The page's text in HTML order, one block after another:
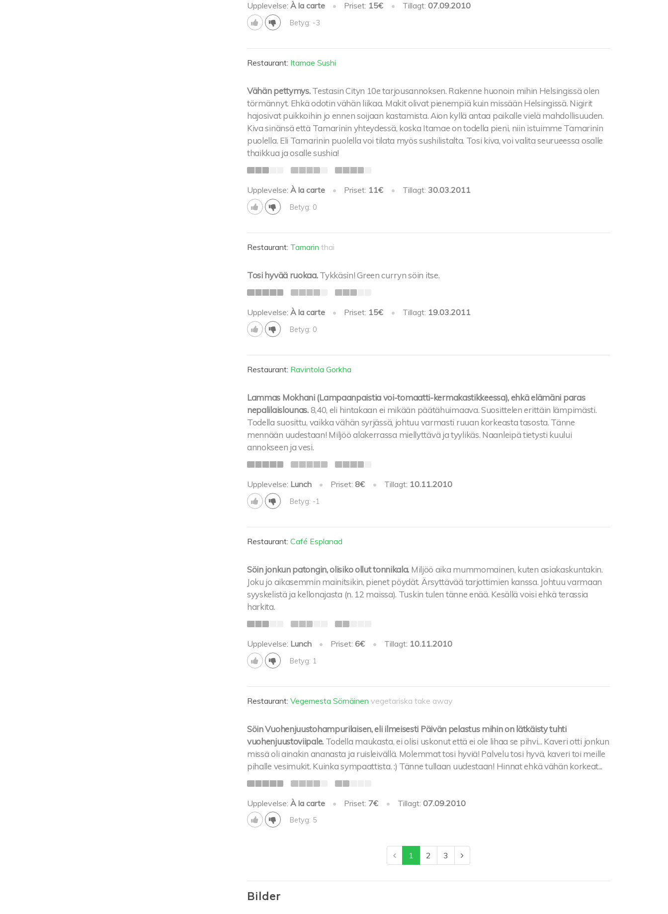
Upplevelse: À la carte • Priset: 15€ • Tillagt: 07.09.2010
Betyg: -3
Restaurant: Itamae Sushi
Vähän pettymys. Testasin Cityn 10e tarjousannoksen. Rakenne huonoin mihin Helsingissä olen
törmännyt. Ehkä odotin vähän liikaa. Makit olivat pienempiä kuin missään Helsingissä. Nigirit
hajosivat puikkoihin jo ennen soijaan kastamista. Aion kyllä antaa paikalle vielä mahdollisuuden.
Kiva sinänsä että Tamarinin yhteydessä, koska Itamae on todella pieni, niin istuimme Tamarinin
puolella. Eli Tamarinin puolella voi tilata myös sushilistalta. Tosi kiva, voi valita seurueessa osalle
thaikkua ja osalle sushia!
Upplevelse: À la carte • Priset: 11€ • Tillagt: 30.03.2011
Betyg: 0
Restaurant: Tamarin thai
Tosi hyvää ruokaa. Tykkäsin! Green curryn söin itse.
Upplevelse: À la carte • Priset: 15€ • Tillagt: 19.03.2011
Betyg: 0
Restaurant: Ravintola Gorkha
Lammas Mokhani (Lampaanpaistia voi-tomaatti-kermakastikkeessa), ehkä elämäni paras
nepalilaislounas.8,40, eli hintakaan ei mikään päätähuimaava. Suosittelen erittäin lämpimästi.
Todella suosittu, vaikka vähän syrjässä, johtuu varmasti ruuan korkeasta tasosta. Tänne
mennään uudestaan! Miljöö alakerrassa miellyttävä ja tyylikäs. Naanleipä tietysti kuului
annokseen ja vesi.
Upplevelse: Lunch • Priset:8€ • Tillagt: 10.11.2010
Betyg: -1
Restaurant: Café Esplanad
Söin jonkun patongin, olisiko ollut tonnikala. Miljöö aika mummomainen, kuten asiakaskuntakin.
Joku jo aikasemmin mainitsikin, pienet pöydät. Ärsyttävää tarjottimien kanssa. Johtuu varmaan
syyskelistä ja kellonajasta (n. 12 maissa). Tuskin tulen tänne enää. Kesällä voisi ehkä terassia
harkita.
Upplevelse: Lunch • Priset:6€ • Tillagt: 10.11.2010
Betyg: 1
Restaurant: Vegemesta Sörnäinen vegetariska take away
Söin Vuohenjuustohampurilaisen, eli ilmeisesti Päivän pelastus mihin on lätkäisty tuhti
vuohenjuustoviipale. Todella maukasta, ei olisi uskonut että ei ole lihaa se pihvi... Kaveri otti jonkun
missä oli ainakin ananasta ja ruisleivällä. Molemmat tosi hyviä! Palvelu tosi hyvä, kaveri toi meille
pihalle vesimukit. Kuinka sympaattista. :) Tänne tullaan uudestaan! Hinnat ehkä vähän korkeat...
Upplevelse: À la carte • Priset: 7€ • Tillagt: 07.09.2010
Betyg: 5
1 2 3
Bilder